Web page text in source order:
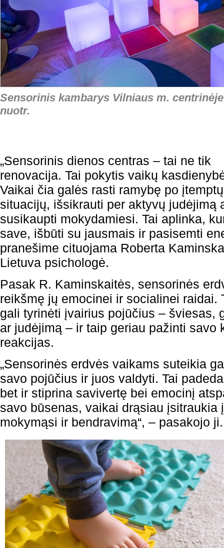
Sensorinis kambarys Vilniaus m.
nuotr.
„Sensorinis dienos centras – tai ne tik
renovacija. Tai pokytis vaikų
Vaikai čia galės rasti ramybę po įtemptų
situacijų, išsikrauti per aktyvų judėjimą
susikaupti mokydamiesi. Tai aplinka,
save, išbūti su jausmais ir pasisemti
pranešime cituojama Roberta
Lietuva psichologė.
Pasak R. Kaminskaitės, sensorinės
reikšmę jų emocinei ir socialinei raidai.
gali tyrinėti įvairius pojūčius – šviesas,
ar judėjimą – ir taip geriau pažinti savo
reakcijas.
„Sensorinės erdvės vaikams suteikia
savo pojūčius ir juos valdyti. Tai
bet ir stiprina savivertę bei emocinį
savo būsenas, vaikai drąsiau įsitraukia
mokymąsi ir bendravimą“, – pasakojo